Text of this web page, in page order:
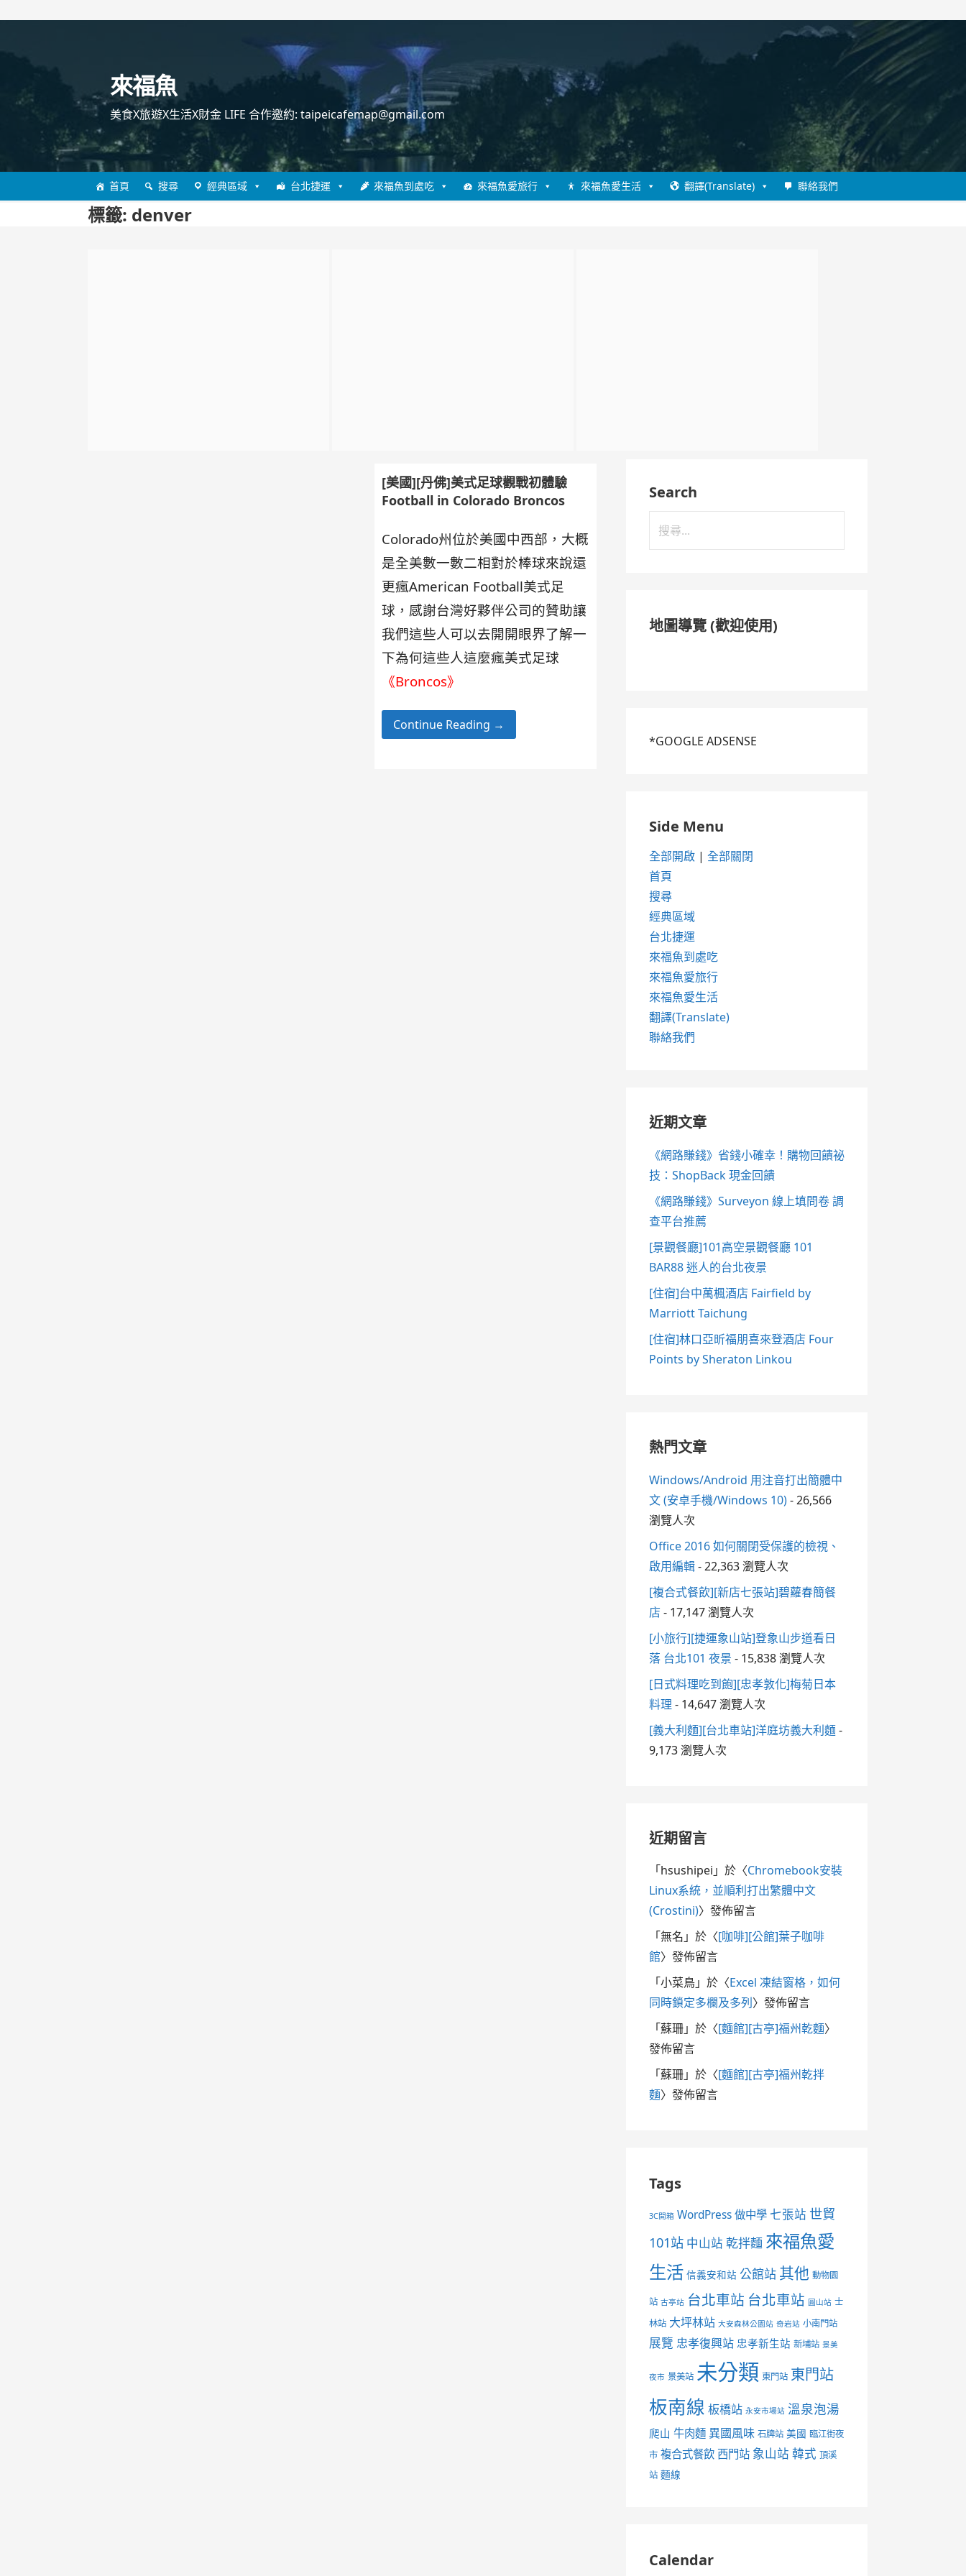
來福魚
美食X旅遊X生活X財金 LIFE 合作邀約: taipeicafemap@gmail.com
首頁 搜尋 經典區域 台北捷運 來福魚到處吃 來福魚愛旅行 來福魚愛生活 翻譯(Translate) 聯絡我們
標籤: denver
[美國][丹佛]美式足球觀戰初體驗
Football in Colorado Broncos
Colorado州位於美國中西部，大概
是全美數一數二相對於棒球來說還
更瘋American Football美式足
球，感謝台灣好夥伴公司的贊助讓
我們這些人可以去開開眼界了解一
下為何這些人這麼瘋美式足球
《Broncos》
Continue Reading →
Search
尋
地圖導覽 (歡迎使用)
*GOOGLE ADSENSE
Side Menu
全部開啟| 全部關閉
首頁
搜尋
經典區域
台北捷運
來福魚到處吃
來福魚愛旅行
來福魚愛生活
翻譯(Translate)
聯絡我們
近期文章
《網路賺錢》省錢小確幸！購物回饋祕
技：ShopBack 現金回饋
《網路賺錢》Surveyon 線上填問卷 調
查平台推薦
[景觀餐廳]101高空景觀餐廳 101
BAR88 迷人的台北夜景
[住宿]台中萬楓酒店 Fairfield by
Marriott Taichung
[住宿]林口亞昕福朋喜來登酒店 Four
Points by Sheraton Linkou
熱門文章
Windows/Android 用注音打出簡體中
文 (安卓手機/Windows 10)- 26,566
瀏覽人次
Office 2016 如何關閉受保護的檢視、
啟用編輯- 22,363 瀏覽人次
[複合式餐飲][新店七張站]碧蘿春簡餐
店- 17,147 瀏覽人次
[小旅行][捷運象山站]登象山步道看日
落 台北101 夜景 - 15,838 瀏覽人次
[日式料理吃到飽][忠孝敦化]梅菊日本
料理 - 14,647 瀏覽人次
[義大利麵][台北車站]洋庭坊義大利麵-
9,173 瀏覽人次
近期留言
「hsushipei 」於〈Chromebook安裝
Linux系統，並順利打出繁體中文
(Crostini)〉發佈留言
「無名 」於〈[咖啡][公館]葉子咖啡
館〉發佈留言
「小菜鳥」於〈Excel 凍結窗格，如何
同時鎖定多欄及多列〉發佈留言
「蘇珊」於〈[麵館][古亭]福州乾麵〉
發佈留言
「蘇珊」於〈[麵館][古亭]福州乾拌
麵〉發佈留言
Tags
3C開箱 WordPress 做中學 七張站 世貿
101站 中山站 乾拌麵 來福魚愛
生活 信義安和站 公館站 其他 動物園
站 古亭站 台北車站 台北車站 圓山站 士
林站 大坪林站 大安森林公園站 奇岩站 小南門站
展覽 忠孝復興站 忠孝新生站 新埔站 景美
夜市 景美站 未分類 東門站 東門站
板南線 板橋站 永安市場站 溫泉泡湯
爬山 牛肉麵 異國風味 石牌站 美國 臨江街夜
市 複合式餐飲 西門站 象山站 韓式 頂溪
站 麵線
Calendar